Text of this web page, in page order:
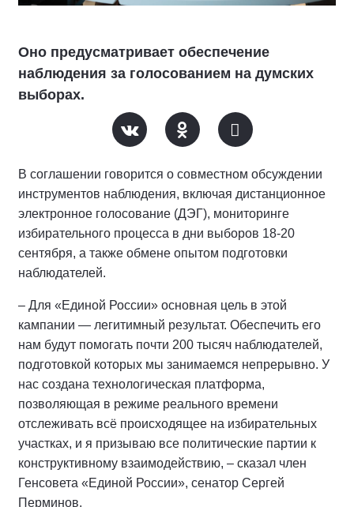
Оно предусматривает обеспечение
наблюдения за голосованием на думских
выборах.
В соглашении говорится о совместном обсуждении
инструментов наблюдения, включая дистанционное
электронное голосование (ДЭГ), мониторинге
избирательного процесса в дни выборов 18-20
сентября, а также обмене опытом подготовки
наблюдателей.
– Для «Единой России» основная цель в этой
кампании — легитимный результат. Обеспечить его
нам будут помогать почти 200 тысяч наблюдателей,
подготовкой которых мы занимаемся непрерывно. У
нас создана технологическая платформа,
позволяющая в режиме реального времени
отслеживать всё происходящее на избирательных
участках, и я призываю все политические партии к
конструктивному взаимодействию, – сказал член
Генсовета «Единой России», сенатор Сергей
Перминов.